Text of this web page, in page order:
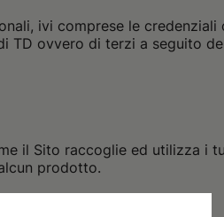
ivi comprese le
TD ovvero di terzi a seguito
il Sito raccoglie ed utilizza i
prodotto.